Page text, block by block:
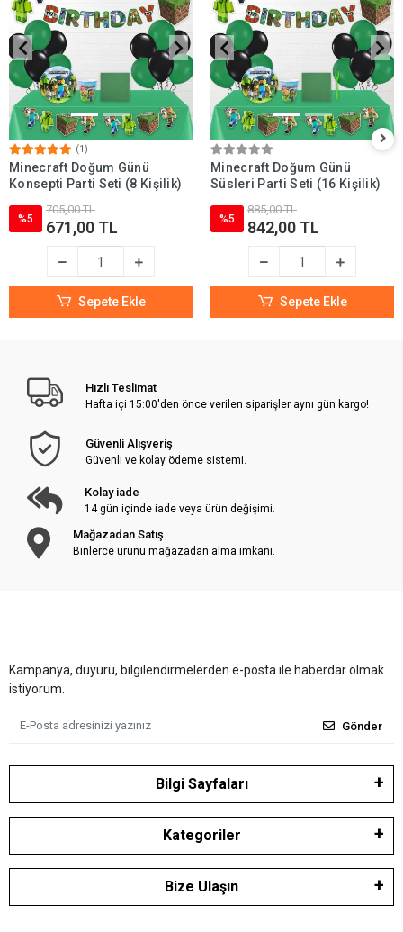
(1)
Minecraft Doğum Günü
Konsepti Parti Seti (8 Kişilik)
%5
705,00 TL
671,00 TL
Sepete Ekle
Minecraft Doğum Günü
Süsleri Parti Seti (16 Kişilik)
%5
885,00 TL
842,00 TL
Sepete Ekle
Hızlı Teslimat
Hafta içi 15:00'den önce verilen siparişler aynı gün kargo!
Güvenli Alışveriş
Güvenli ve kolay ödeme sistemi.
Kolay iade
14 gün içinde iade veya ürün değişimi.
Mağazadan Satış
Binlerce ürünü mağazadan alma imkanı.
Kampanya, duyuru, bilgilendirmelerden e-posta ile haberdar olmak
istiyorum.
Gönder
Bilgi Sayfaları
Kategoriler
Bize Ulaşın